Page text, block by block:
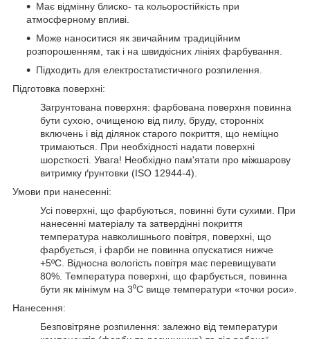
Має відмінну блиско- та кольоростійкість при
атмосферному впливі.
Може наноситися як звичайним традиційним
розпорошенням, так і на швидкісних лініях фарбування.
Підходить для електростатистичного розпилення.
Підготовка поверхні:
Загрунтована поверхня: фарбована поверхня повинна
бути сухою, очищеною від пилу, бруду, сторонніх
включень і від ділянок старого покриття, що неміцно
тримаються. При необхідності надати поверхні
шорсткості. Увага! Необхідно пам'ятати про міжшарову
витримку ґрунтовки (ISO 12944-4).
Умови при нанесенні:
Усі поверхні, що фарбуються, повинні бути сухими. При
нанесенні матеріалу та затвердінні покриття
температура навколишнього повітря, поверхні, що
фарбується, і фарби не повинна опускатися нижче
+5ºС. Відносна вологість повітря має перевищувати
80%. Температура поверхні, що фарбується, повинна
бути як мінімум на 3⁰С вище температури «точки роси».
Нанесення:
Безповітряне розпилення: залежно від температури